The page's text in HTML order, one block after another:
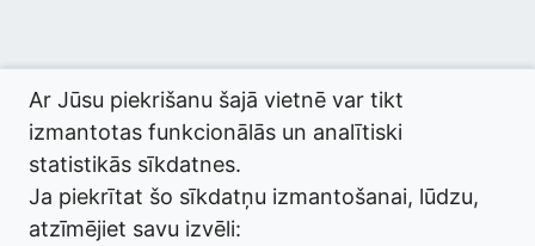
© 2026 termini.gov.lv. Izstrādātājs:Tilde.
Ar Jūsu piekrišanu šajā vietnē var tikt
izmantotas funkcionālās un analītiski
statistikās sīkdatnes.
Ja piekrītat šo sīkdatņu izmantošanai, lūdzu,
atzīmējiet savu izvēli: